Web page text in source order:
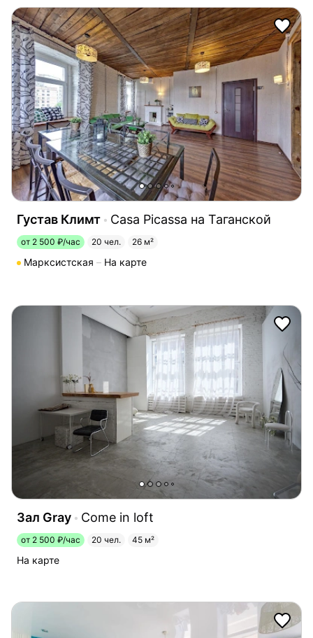
Густав Климт Casa Picassa на Таганской
от 2 500 ₽/час 20 чел. 26 м²
Марксистская На карте
Зал Gray Come in loft
от 2 500 ₽/час 20 чел. 45 м²
На карте